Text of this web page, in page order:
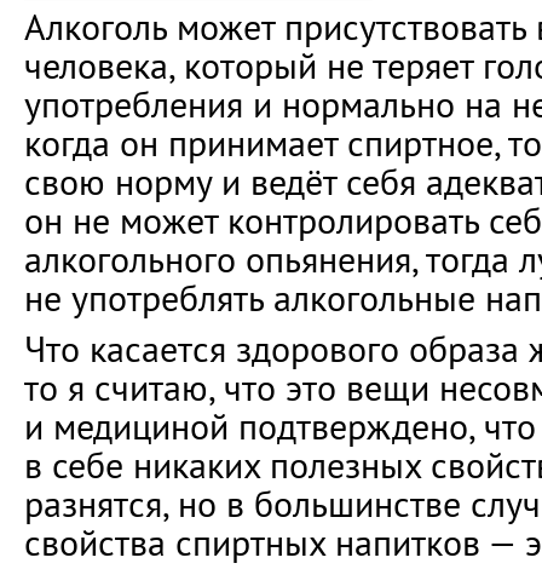
Алкоголь может
человека, который не теряет
употребления и нормально на
когда он принимает спиртное,
свою норму и ведёт себя
он не может контролировать
алкогольного опьянения,
не употреблять алкогольные
Что касается здорового образа
то я считаю, что это вещи
и медициной подтверждено, что
в себе никаких полезных
разнятся, но в большинстве
свойства спиртных напитков —